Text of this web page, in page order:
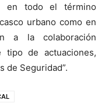
en todo el término
urbano como en
a la colaboración
tipo de actuaciones,
de Seguridad”.